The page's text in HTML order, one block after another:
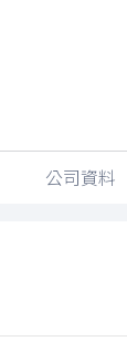
公司資料